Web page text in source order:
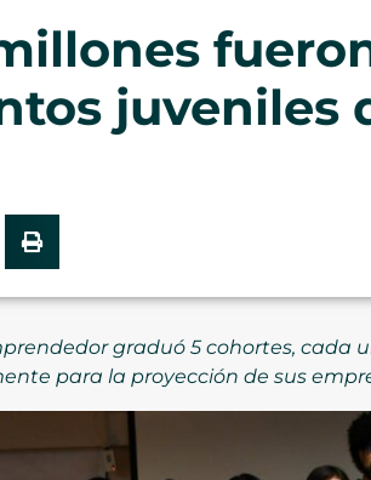
juveniles
graduó 5 cohortes,
para la proyección de sus